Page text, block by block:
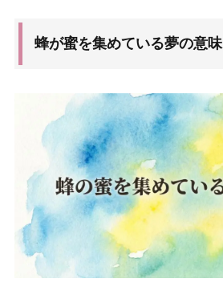
蜂が蜜を集めている夢の意味